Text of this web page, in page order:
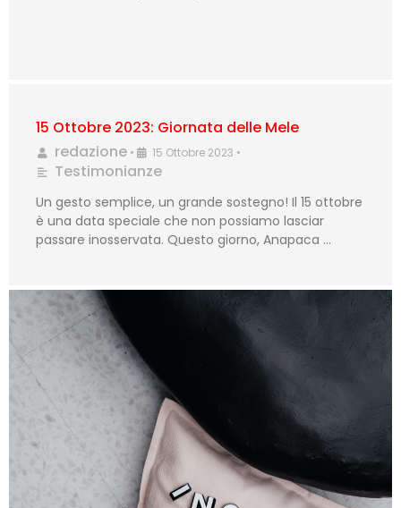
15 Ottobre 2023: Giornata delle Mele
redazione • 15 Ottobre 2023 •
Testimonianze
Un gesto semplice, un grande sostegno! Il 15 ottobre
è una data speciale che non possiamo lasciar
passare inosservata. Questo giorno, Anapaca …